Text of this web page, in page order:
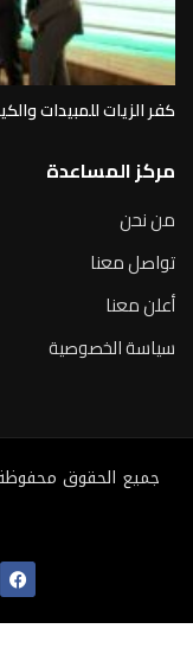
كفر الزيات للمبيدات
مركز المساعدة
من نحن
تواصل معنا
أعلن معنا
سياسة الخصوصية
جميع الحقوق محفوظة لصالح